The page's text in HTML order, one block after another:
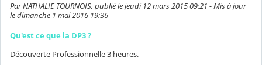
Par NATHALIE TOURNOIS, publié le jeudi 12 mars 2015 09:21 - Mis à jour
le dimanche 1 mai 2016 19:36
Qu'est ce que la DP3 ?
Découverte Professionnelle 3 heures.